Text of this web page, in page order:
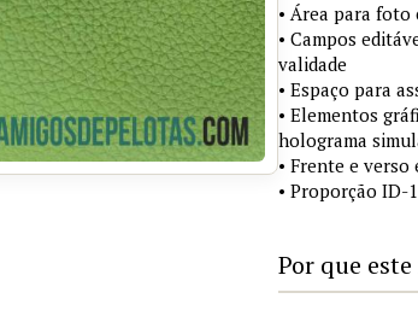
• Área para
• Campos
validade
• Espaço para
• Elementos
holograma
• Frente e verso
• Proporção ID-
Por que